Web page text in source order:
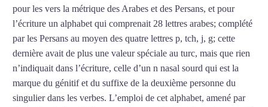
pour les vers la métrique des Arabes et des Persans, et pour
l’écriture un alphabet qui comprenait 28 lettres arabes; complété
par les Persans au moyen des quatre lettres p, tch, j, g; cette
dernière avait de plus une valeur spéciale au turc, mais que rien
n’indiquait dans l’écriture, celle d’un n nasal sourd qui est la
marque du génitif et du suffixe de la deuxième personne du
singulier dans les verbes. L’emploi de cet alphabet, amené par